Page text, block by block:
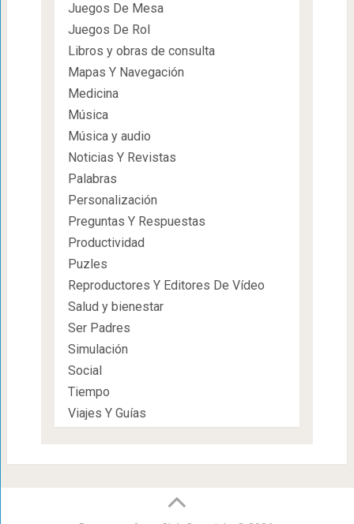
Juegos De Mesa
Juegos De Rol
Libros y obras de consulta
Mapas Y Navegación
Medicina
Música
Música y audio
Noticias Y Revistas
Palabras
Personalización
Preguntas Y Respuestas
Productividad
Puzles
Reproductores Y Editores De Vídeo
Salud y bienestar
Ser Padres
Simulación
Social
Tiempo
Viajes Y Guías